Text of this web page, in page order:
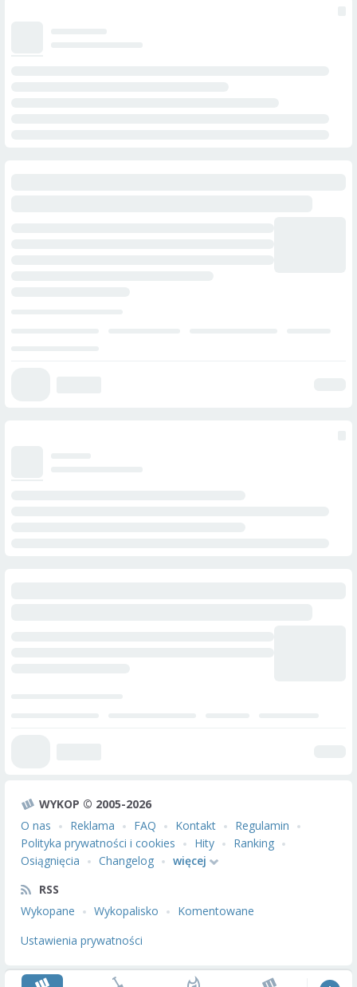
WYKOP © 2005-2026
O nas
Reklama FAQ Kontakt
Regulamin
Polityka prywatności i cookies
Hity
Ranking
Osiągnięcia
Changelog
więcej
RSS
Wykopane
Wykopalisko
Komentowane
Ustawienia prywatności